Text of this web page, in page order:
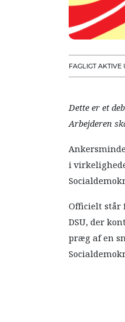
FAGLIGT AKTIVE
Dette er et
Arbejderen
i
Officielt står
DSU, der
præg af en